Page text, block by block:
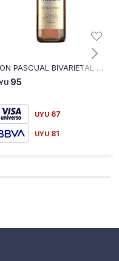
DON PASCUAL BIVARIETAL MINI BRUT BLANC DE NOIRS 187ML
95
UYU 67
UYU 81